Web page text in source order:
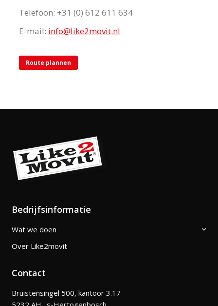
Telefoon: +31 (0) 612 611 634
E-mail: info@like2movit.nl
Route plannen
Bedrijfsinformatie
Wat we doen
Over Like2movit
Contact
Bruistensingel 500, kantoor 3.17